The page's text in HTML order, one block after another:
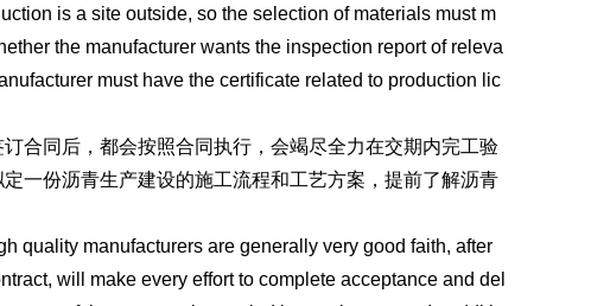
is a site outside, so the selection of materials must m
the manufacturer wants the inspection report of releva
must have the certificate related to production lic
同后，都会按照合同执行，会竭尽全力在交期内完工验
一份沥青生产建设的施工流程和工艺方案，提前了解沥青
manufacturers are generally very good faith, after
will make every effort to complete acceptance and del